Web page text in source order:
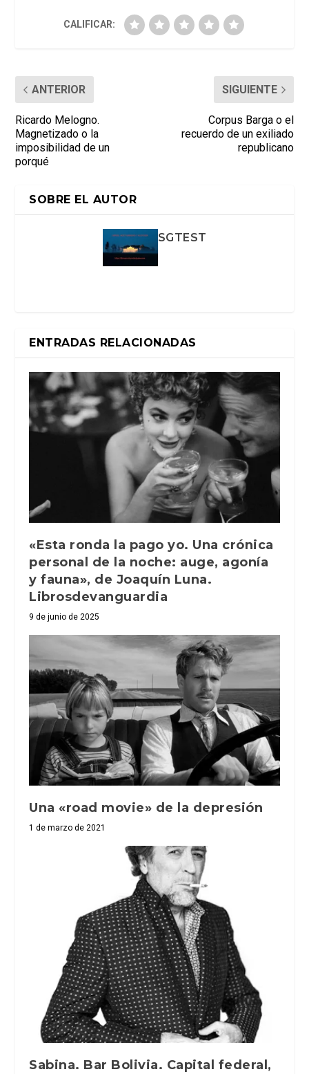
CALIFICAR:
ANTERIOR
Ricardo Melogno.
Magnetizado o la
imposibilidad de un
porqué
SIGUIENTE
Corpus Barga o el
recuerdo de un exiliado
republicano
SOBRE EL AUTOR
SGTEST
ENTRADAS RELACIONADAS
«Esta ronda la pago yo. Una crónica
personal de la noche: auge, agonía
y fauna», de Joaquín Luna.
Librosdevanguardia
9 de junio de 2025
Una «road movie» de la depresión
1 de marzo de 2021
Sabina. Bar Bolivia. Capital federal,